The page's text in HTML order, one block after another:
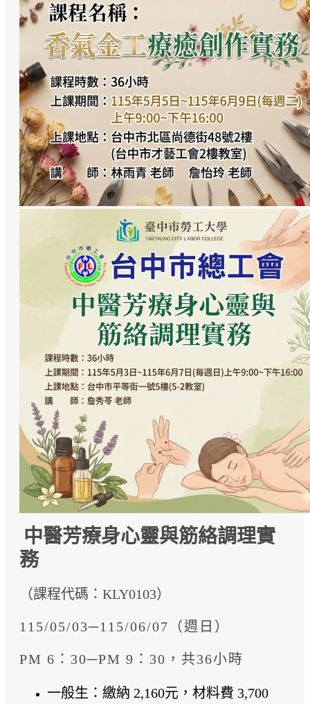
中醫芳療身心靈與筋絡調理實
務
（課程代碼：KLY0103）
115/05/03─115/06/07（週日）
PM 6：30─PM 9：30，共36小時
一般生：繳納 2,160元，材料費 3,700